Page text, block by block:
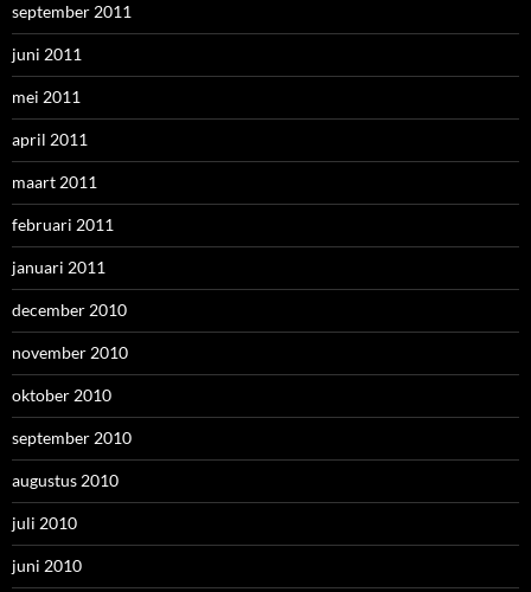
september 2011
juni 2011
mei 2011
april 2011
maart 2011
februari 2011
januari 2011
december 2010
november 2010
oktober 2010
september 2010
augustus 2010
juli 2010
juni 2010